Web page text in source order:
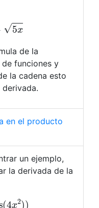
x
de la
funciones y
la cadena esto
en el producto
un ejemplo,
la derivada de la
(4x 2))